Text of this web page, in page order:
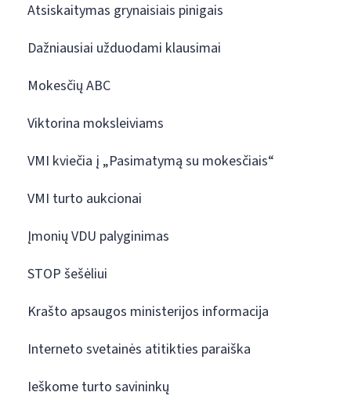
Atsiskaitymas grynaisiais pinigais
Dažniausiai užduodami klausimai
Mokesčių ABC
Viktorina moksleiviams
VMI kviečia į „Pasimatymą su mokesčiais“
VMI turto aukcionai
Įmonių VDU palyginimas
STOP šešėliui
Krašto apsaugos ministerijos informacija
Interneto svetainės atitikties paraiška
Ieškome turto savininkų